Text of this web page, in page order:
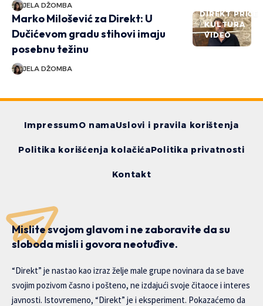
JELA DŽOMBA
DIREKT PRIČE
KULTURA
VIDEO
Marko Milošević za Direkt: U
Dučićevom gradu stihovi imaju
posebnu težinu
JELA DŽOMBA
ImpressumO namaUslovi i pravila korištenja
Politika korišćenja kolačićaPolitika privatnosti
Kontakt
Mislite svojom glavom i ne zaboravite da su
sloboda misli i govora neotuđive.
“Direkt” je nastao kao izraz želje male grupe novinara da se bave
svojim pozivom časno i pošteno, ne izdajući svoje čitaoce i interes
javnosti. Istovremeno, “Direkt” je i eksperiment. Pokazaćemo da